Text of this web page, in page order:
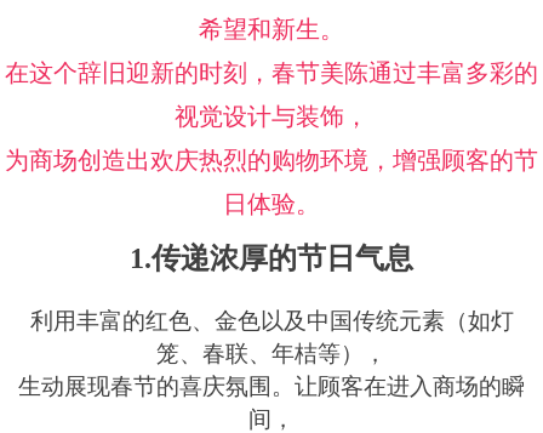
希望和新生。
在这个辞旧迎新的时刻，春节美陈通过丰富多彩的
视觉设计与装饰，
为商场创造出欢庆热烈的购物环境，增强顾客的节
日体验。
1.传递浓厚的节日气息
利用丰富的红色、金色以及中国传统元素（如灯
笼、春联、年桔等），
生动展现春节的喜庆氛围。让顾客在进入商场的瞬
间，